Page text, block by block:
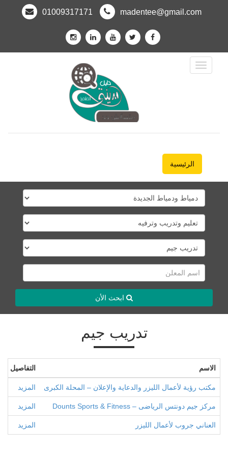
madentee@gmail.com
01009317171
Toggle
Navigation
الرئيسية
ابحث الأن
تدريب جيم
الاسم التفاصيل
مكتب رؤية لأعمال الليزر والدعاية والإعلان – المحلة الكبرى المزيد
مركز جيم دونتس الرياضى – Dounts Sports & Fitness المزيد
العناني جروب لأعمال الليزر المزيد